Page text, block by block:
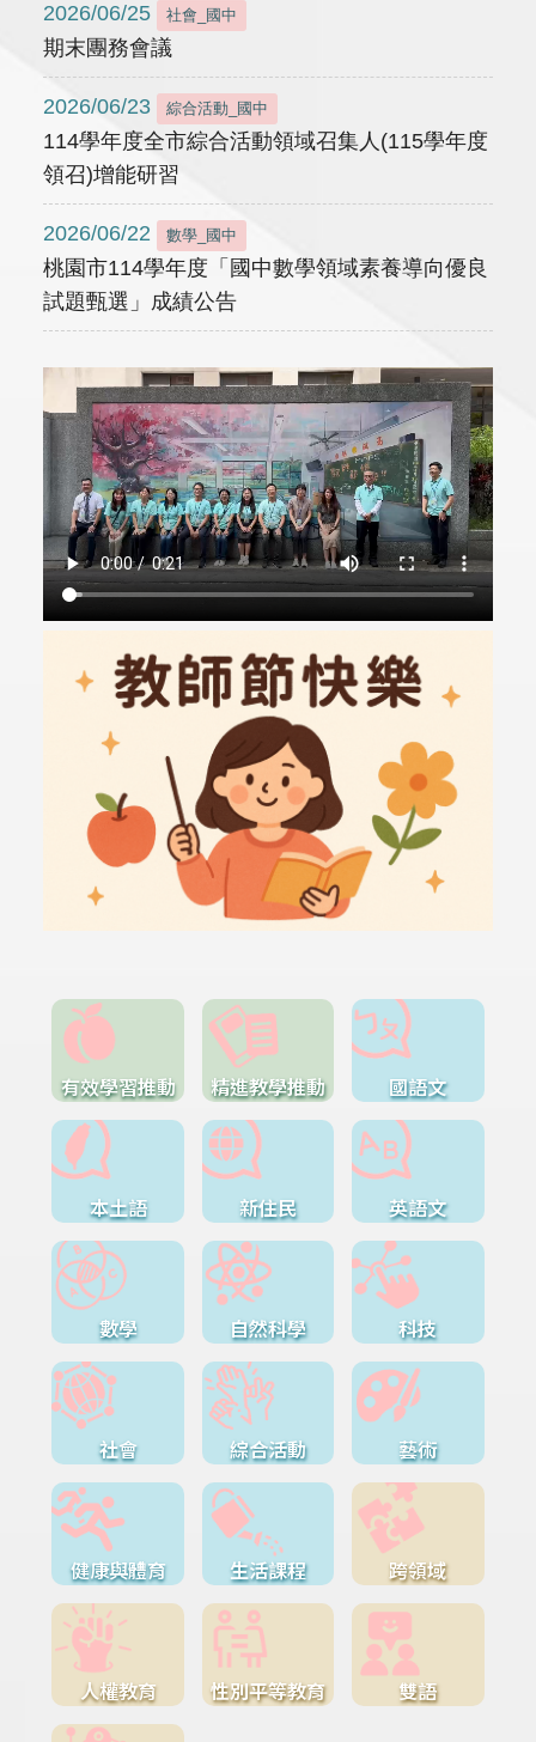
2026/06/25 社會_國中
期末團務會議
2026/06/23 綜合活動_國中
114學年度全市綜合活動領域召集人(115學年度
領召)增能研習
2026/06/22 數學_國中
桃園市114學年度「國中數學領域素養導向優良
試題甄選」成績公告
有效學習推動 精進教學推動 國語文
本土語 新住民 英語文
數學 自然科學 科技
社會 綜合活動 藝術
健康與體育 生活課程 跨領域
人權教育 性別平等教育 雙語